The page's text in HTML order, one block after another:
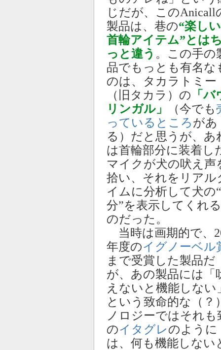
じだが、このAnicall
製品は、巷の“楽し
首輪アイテム”とは
っと違う 。この手の
品でもっとも有名な
のは、タカラトミー
（旧タカラ）の 「バ
リンガル」
（今でも
っているところがあ
る）だと思うが、あ
は首輪部分に装着し
マイクが犬の吠え声
拾い、それをリアル
イムに分析して犬の
分”を表示してくれ
のだった。
当時は画期的で、
年度のイグノーベル
まで受賞した製品だ
が、あの製品には「
えないと機能しない
という致命的な（
ノロジーではそれ
のイタグレのように
は、何も機能しな